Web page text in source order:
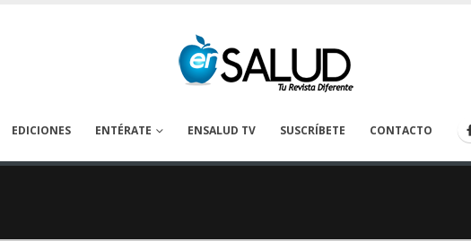
EDICIONES ENTÉRATE ENSALUD TV SUSCRÍBETE CONTACTO